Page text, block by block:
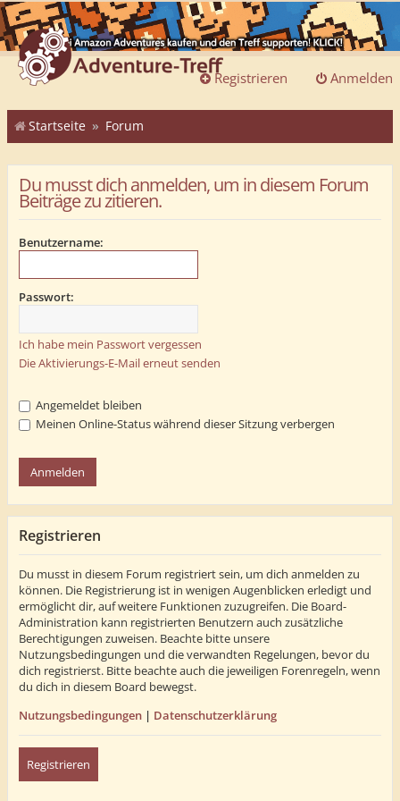
Anmelden
Registrieren
Startseite Forum
Du musst dich anmelden, um in diesem Forum
Beiträge zu zitieren.
Benutzername:
Passwort:
Ich habe mein Passwort vergessen
Die Aktivierungs-E-Mail erneut senden
Angemeldet bleiben
Meinen Online-Status während dieser Sitzung verbergen
Registrieren
Du musst in diesem Forum registriert sein, um dich anmelden zu
können. Die Registrierung ist in wenigen Augenblicken erledigt und
ermöglicht dir, auf weitere Funktionen zuzugreifen. Die Board-
Administration kann registrierten Benutzern auch zusätzliche
Berechtigungen zuweisen. Beachte bitte unsere
Nutzungsbedingungen und die verwandten Regelungen, bevor du
dich registrierst. Bitte beachte auch die jeweiligen Forenregeln, wenn
du dich in diesem Board bewegst.
Nutzungsbedingungen | Datenschutzerklärung
Registrieren